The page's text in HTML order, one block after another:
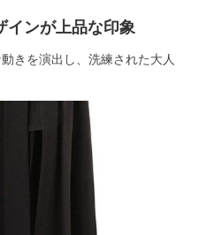
インが上品な印象
きを演出し、洗練された大人